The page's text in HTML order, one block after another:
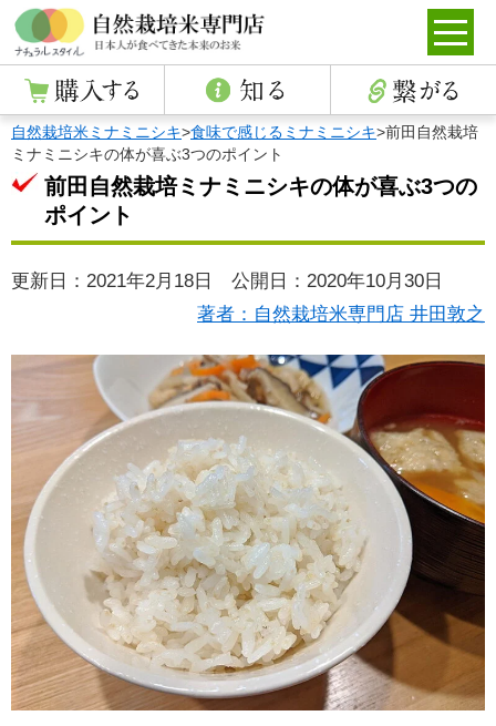
自然栽培米ミナミニシキ>食味で感じるミナミニシキ>前田自然栽培
ミナミニシキの体が喜ぶ3つのポイント
前田自然栽培ミナミニシキの体が喜ぶ3つの
ポイント
更新日：2021年2月18日 公開日：2020年10月30日
著者：自然栽培米専門店 井田敦之